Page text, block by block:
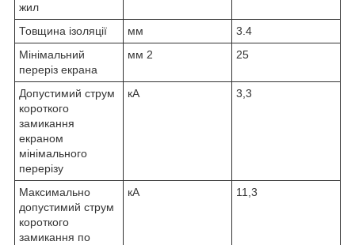
жил
Товщина ізоляції мм
3.4
Мінімальний
переріз екрана
мм 2 25
Допустимий струм
короткого
замикання
екраном
мінімального
перерізу
кА 3,3
Максимально
допустимий струм
короткого
замикання по
кА 11,3